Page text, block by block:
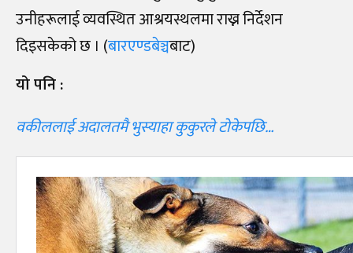
उनीहरूलाई व्यवस्थित आश्रयस्थलमा राख्न निर्देशन
दिइसकेको छ । (बारएण्डबेञ्चबाट)
यो पनि :
वकीललाई अदालतमै भुस्याहा कुकुरले टोकेपछि…